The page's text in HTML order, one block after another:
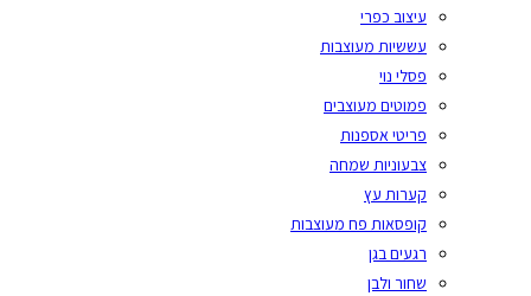
עיצוב כפרי
עששיות מעוצבות
פסלי נוי
פמוטים מעוצבים
פריטי אספנות
צבעוניות שמחה
קערות עץ
קופסאות פח מעוצבות
רגעים בגן
שחור ולבן